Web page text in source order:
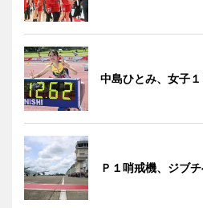
中島ひとみ、女子
Ｐ１哨戒機、ジブ